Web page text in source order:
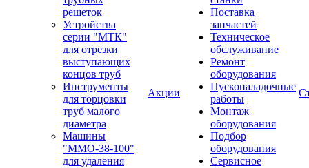
решеток
Устройства
серии "МТК"
для отрезки
выступающих
концов труб
Инструменты
для торцовки
труб малого
диаметра
Машины
"ММО-38-100"
для удаления
Акции
Поставка
запчастей
Техническое
обслуживание
Ремонт
оборудования
Пусконаладочные
работы
Монтаж
оборудования
Подбор
оборудования
Сервисное